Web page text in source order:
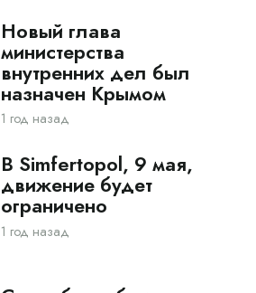
Новый глава
министерства
внутренних дел был
назначен Крымом
1 год назад
В Simfertopol, 9 мая,
движение будет
ограничено
1 год назад